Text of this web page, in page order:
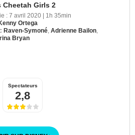
Cheetah Girls 2
: 7 avril 2020 | 1h 35min
Ortega
Raven-Symoné Adrienne Bailon
Bryan
Spectateurs
2,8